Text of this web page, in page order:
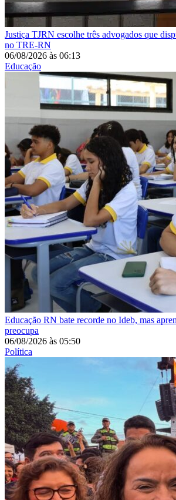
Justiça TJRN escolhe três advogados que
no TRE-RN
06/08/2026 às 06:13
Educação
Educação RN bate recorde no Ideb, mas
preocupa
06/08/2026 às 05:50
Política